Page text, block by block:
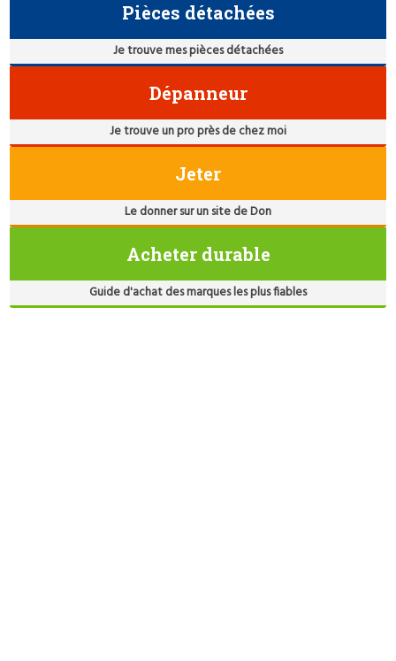
Pièces détachées
Je trouve mes pièces détachées
Dépanneur
Je trouve un pro près de chez moi
Jeter
Le donner sur un site de Don
Acheter durable
Guide d'achat des marques les plus fiables